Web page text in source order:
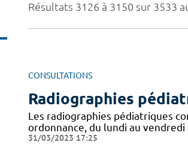
Résultats 3126 à 3150 sur 3533
CONSULTATIONS
Radiographies
Les radiographies pédiatriques
ordonnance, du lundi au vendredi
31/03/2023 17:25